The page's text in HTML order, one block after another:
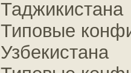
Таджикистана
Типовые
Узбекистана